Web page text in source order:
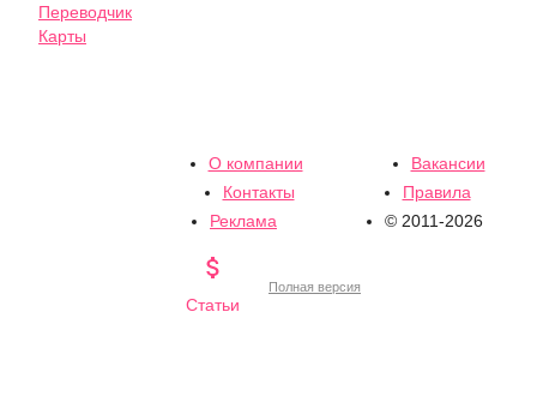
Переводчик
Карты
О компании
Вакансии
Контакты
Правила
Реклама
© 2011-2026

Статьи
Полная версия